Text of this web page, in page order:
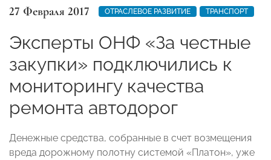
27 Февраля 2017 ОТРАСЛЕВОЕ РАЗВИТИЕ ТРАНСПОРТ
Эксперты ОНФ «За честные
закупки» подключились к
мониторингу качества
ремонта автодорог
Денежные средства, собранные в счет возмещения
вреда дорожному полотну системой «Платон», уже